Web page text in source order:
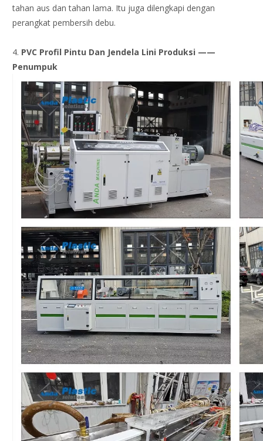
tahan aus dan tahan lama. Itu juga dilengkapi dengan
perangkat pembersih debu.
4. PVC Profil Pintu Dan Jendela Lini Produksi ——
Penumpuk